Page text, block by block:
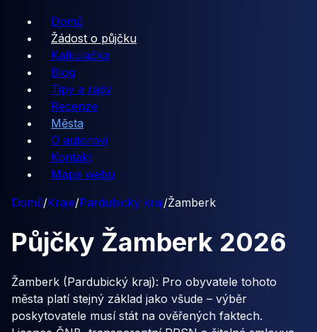
Domů
Žádost o půjčku
Kalkulačka
Blog
Tipy a rady
Recenze
Města
O autorovi
Kontakt
Mapa webu
Domů/Kraje/Pardubický kraj/Žamberk
Půjčky Žamberk 2026
Žamberk (Pardubický kraj): Pro obyvatele tohoto
města platí stejný základ jako všude – výběr
poskytovatele musí stát na ověřených faktech.